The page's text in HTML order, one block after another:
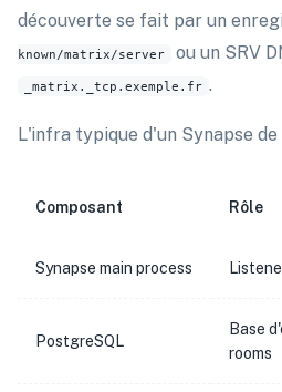
découverte se fait par un
known/matrix/server ou un SRV
_matrix._tcp.exemple.fr .
L'infra typique d'un Synapse
Composant Rôle
Synapse main process
PostgreSQL
Base
rooms